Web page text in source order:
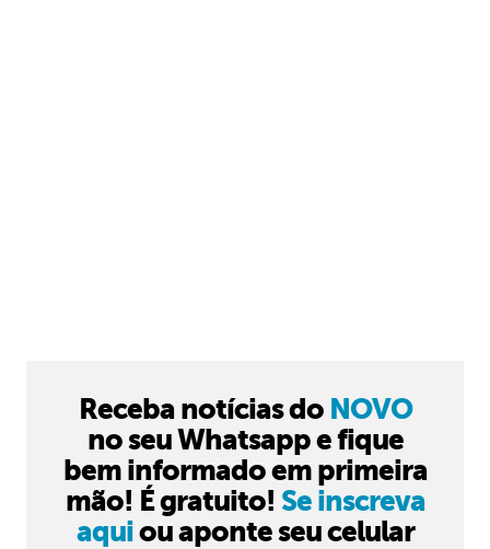
Receba notícias do NOVO
no seu Whatsapp e fique
bem informado em primeira
mão! É gratuito! Se inscreva
aquiou aponte seu celular